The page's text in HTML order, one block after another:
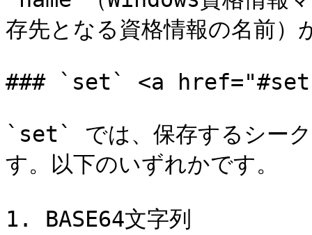
存先となる資格情報の名前）
### `set` <a
`set` では、保存するシーク
す。以下のいずれかです。
1. BASE64文字列